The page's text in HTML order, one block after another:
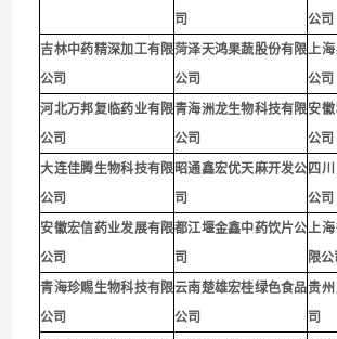
司
公司
吉林中药精深加工有限
公司
菏泽天鸿果蔬股份有限
公司
上
公司
河北万邦复临药业有限
公司
青海洲龙生物科技有限
公司
安
公司
大连佳腾生物科技有限
公司
昭通鑫宏优天麻开发公
司
四
公司
安徽宏信药业发展有限
公司
都江堰金鑫中药饮片公
司
上
限公
青海珍赐生物科技有限
公司
云南楚雄宏桂绿色食品
公司
贵
司